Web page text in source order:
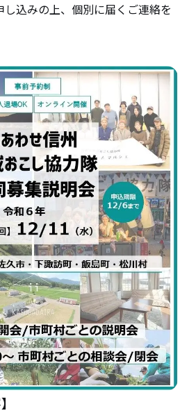
込みの上、個別に届くご連絡を